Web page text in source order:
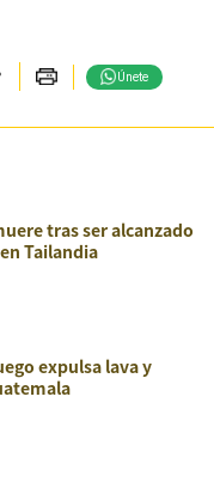
Únete
tras ser alcanzado
Tailandia
expulsa lava y